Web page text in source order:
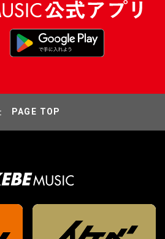
PAGE TOP